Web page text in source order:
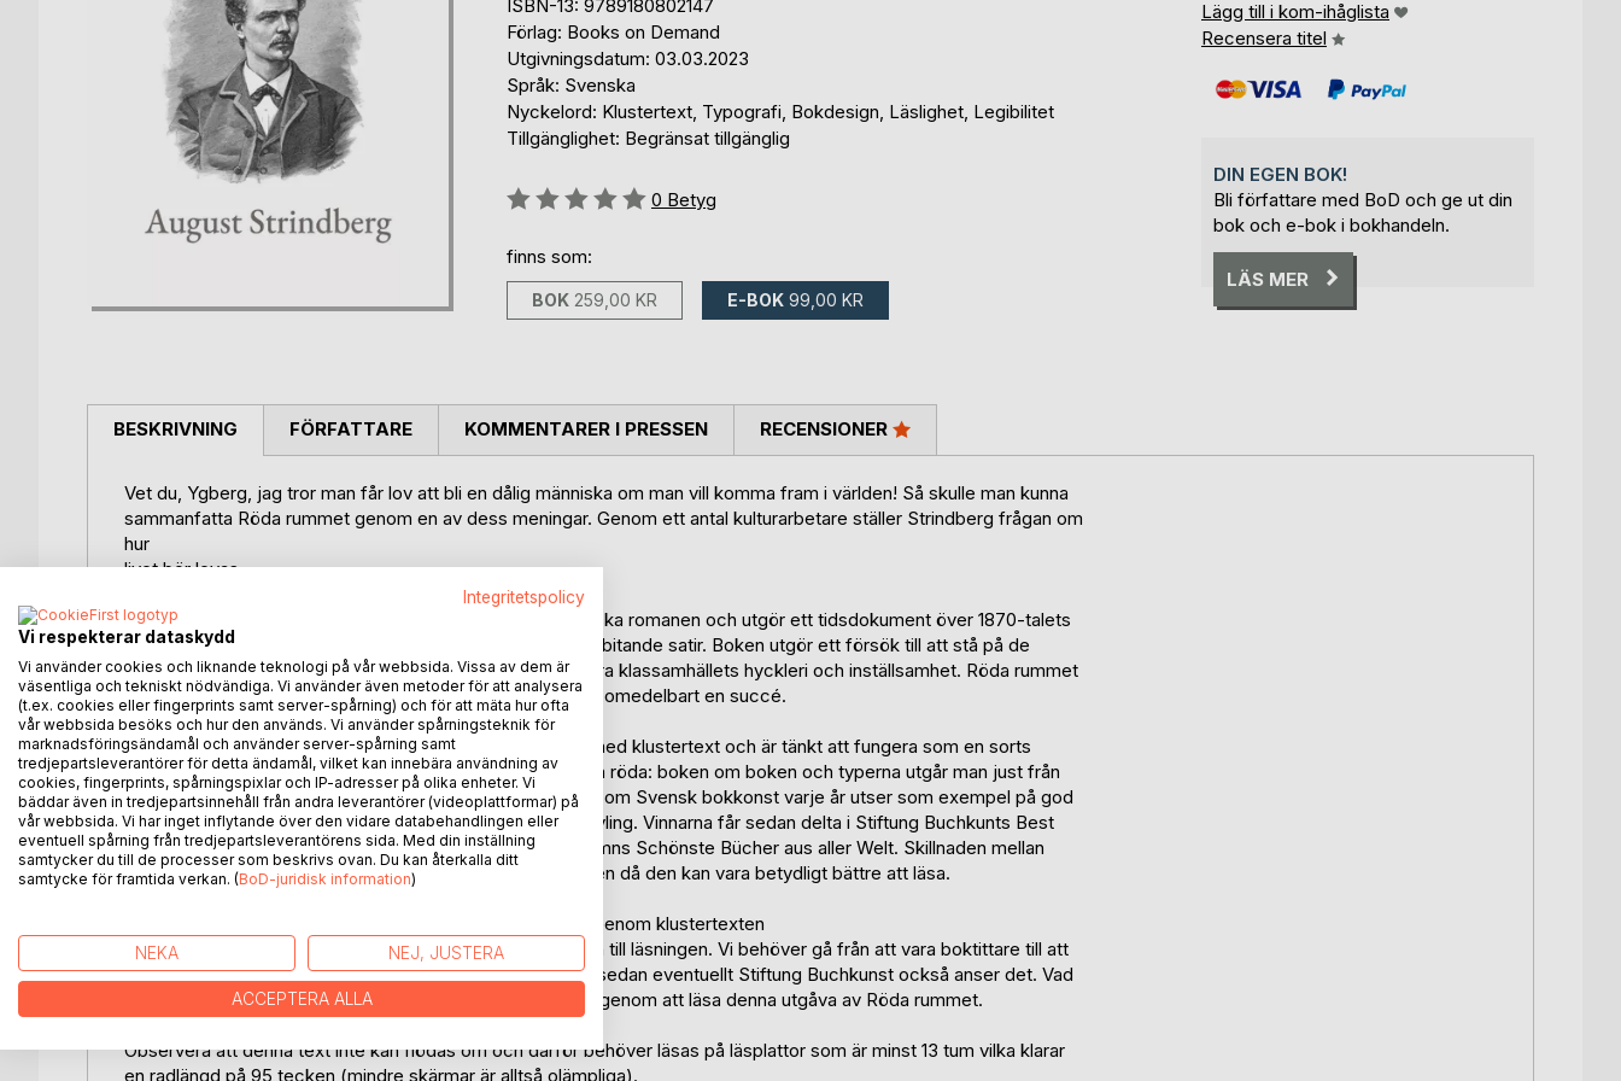
ISBN-13: 9789180802147
Förlag: Books on Demand
Utgivningsdatum: 03.03.2023
Språk: Svenska
Nyckelord: Klustertext, Typografi, Bokdesign, Läslighet, Legibilitet
Tillgänglighet: Begränsat tillgänglig
Betyg::
0 Betyg
finns som:
BOK 259,00 KR E-BOK 99,00 KR
Lägg till i kom-ihåglista
Recensera titel
DIN EGEN BOK!
Bli författare med BoD och ge ut din
bok och e-bok i bokhandeln.
LÄS MER
BESKRIVNING
Vet du, Ygberg, jag tror man får lov att bli en dålig människa om man vill komma fram i världen! Så skulle man kunna
sammanfatta Röda rummet genom en av dess meningar. Genom ett antal kulturarbetare ställer Strindberg frågan om
hur
livet bör levas.
Röda rummet (1879) har kallats den första moderna svenska romanen och utgör ett tidsdokument över 1870-talets
Stockholm. Den är känd för sina stadsmiljöskildringar och bitande satir. Boken utgör ett försök till att stå på de
trampades sida genom att humoristiskt och ilsket attackera klassamhällets hyckleri och inställsamhet. Röda rummet
beskrevs som smuts av samtidens recensenter men blev omedelbart en succé.
Denna utgåva av Röda rummet är världens första roman med klustertext och är tänkt att fungera som en sorts
undersökning för hur vi ser på bokdesign. I Strindbergs lilla röda: boken om boken och typerna utgår man just från
Röda rummet och boken blev en av de tjugofem böcker som Svensk bokkonst varje år utser som exempel på god
bokdesign. Denna bok är tänkt som ett bidrag i samma tävling. Vinnarna får sedan delta i Stiftung Buchkunts Best
Book Design from all over the World vilken på tyska benämns Schönste Bücher aus aller Welt. Skillnaden mellan
uttrycken fångar vad som aktualiseras genom klustertexten då den kan vara betydligt bättre att läsa.
Bokdesign har länge handlat om att designa fina böcker. Genom klustertexten
hoppas jag att vi kan lämna kärleken till boken för kärleken till läsningen. Vi behöver gå från att vara boktittare till att
bli bokläsare. Nu får vi se om först Svensk bokkonst och sedan eventuellt Stiftung Buchkunst också anser det. Vad
anser du? Bör vi läsa klustertexter? Det kan du få svar på genom att läsa denna utgåva av Röda rummet.
Observera att denna text inte kan flödas om och därför behöver läsas på läsplattor som är minst 13 tum vilka klarar
en radlängd på 95 tecken (mindre skärmar är alltså olämpliga).
FÖRFATTARE KOMMENTARER I PRESSEN RECENSIONER
Integritetspolicy
Vi respekterar dataskydd
Vi använder cookies och liknande teknologi på vår webbsida. Vissa av dem är
väsentliga och tekniskt nödvändiga. Vi använder även metoder för att analysera
(t.ex. cookies eller fingerprints samt server-spårning) och för att mäta hur ofta
vår webbsida besöks och hur den används. Vi använder spårningsteknik för
marknadsföringsändamål och använder server-spårning samt
tredjepartsleverantörer för detta ändamål, vilket kan innebära användning av
cookies, fingerprints, spårningspixlar och IP-adresser på olika enheter. Vi
bäddar även in tredjepartsinnehåll från andra leverantörer (videoplattformar) på
vår webbsida. Vi har inget inflytande över den vidare databehandlingen eller
eventuell spårning från tredjepartsleverantörens sida. Med din inställning
samtycker du till de processer som beskrivs ovan. Du kan återkalla ditt
samtycke för framtida verkan. (BoD-juridisk information)
NEKA NEJ, JUSTERA
ACCEPTERA ALLA